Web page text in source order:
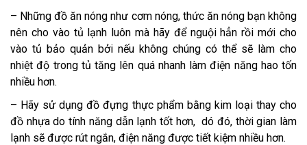
– Những đồ ăn nóng như cơm nóng, thức ăn nóng bạn không
nên cho vào tủ lạnh luôn mà hãy để nguội hẳn rồi mới cho
vào tủ bảo quản bởi nếu không chúng có thể sẽ làm cho
nhiệt độ trong tủ tăng lên quá nhanh làm điện năng hao tốn
nhiều hơn.
– Hãy sử dụng đồ đựng thực phẩm bằng kim loại thay cho
đồ nhựa do tính năng dẫn lạnh tốt hơn, dó đó, thời gian làm
lạnh sẽ được rút ngắn, điện năng được tiết kiệm nhiều hơn.